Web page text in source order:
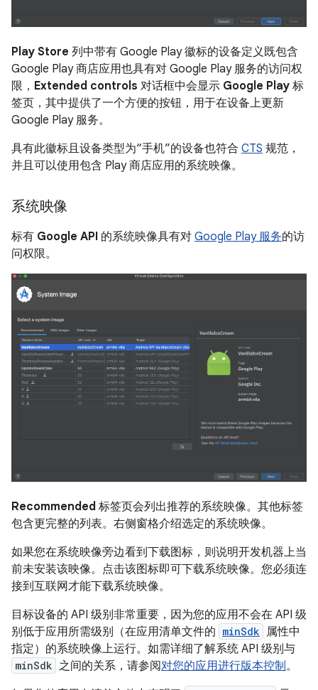
Play Store 列中带有 Google Play 徽标的设备定义既包含
Google Play 商店应用也具有对 Google Play 服务的访问权
限， Extended controls 对话框中会显示 Google Play 标
签页，其中提供了一个方便的按钮，用于在设备上更新
Google Play 服务。
具有此徽标且设备类型为“手机”的设备也符合 CTS 规范，
并且可以使用包含 Play 商店应用的系统映像。
系统映像
标有 Google API 的系统映像具有对 Google Play 服务的访
问权限。
Recommended 标签页会列出推荐的系统映像。其他标签
包含更完整的列表。右侧窗格介绍选定的系统映像。
如果您在系统映像旁边看到下载图标，则说明开发机器上当
前未安装该映像。点击该图标即可下载系统映像。您必须连
接到互联网才能下载系统映像。
目标设备的 API 级别非常重要，因为您的应用不会在 API 级
别低于应用所需级别（在应用清单文件的 minSdk
属性中
指定）的系统映像上运行。如需详细了解系统 API 级别与
minSdk 之间的关系，请参阅对您的应用进行版本控制。